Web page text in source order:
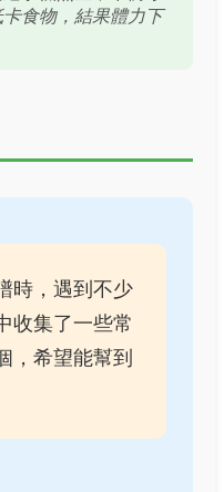
食物，結果體力下
時，遇到不少
收集了一些常
，希望能幫到